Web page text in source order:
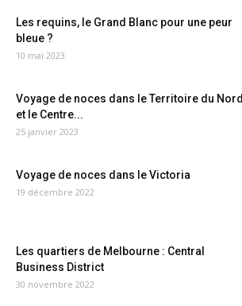
Les requins, le Grand Blanc pour une peur
bleue ?
10 mai 2023
Voyage de noces dans le Territoire du Nord
et le Centre...
25 janvier 2023
Voyage de noces dans le Victoria
19 décembre 2022
Les quartiers de Melbourne : Central
Business District
30 novembre 2022